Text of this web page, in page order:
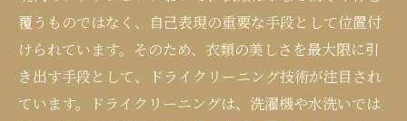
覆うものではなく、自己表現の重要な手段として位置付
けられています。そのため、衣類の美しさを最大限に引
き出す手段として、ドライクリーニング技術が注目され
ています。ドライクリーニングは、洗濯機や水洗いでは